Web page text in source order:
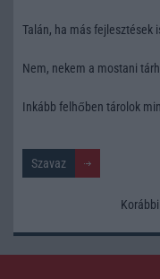
Talán, ha más fejlesztések
Nem, nekem a mostani
Inkább felhőben tárolok